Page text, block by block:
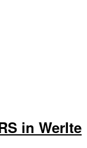
in Werlte